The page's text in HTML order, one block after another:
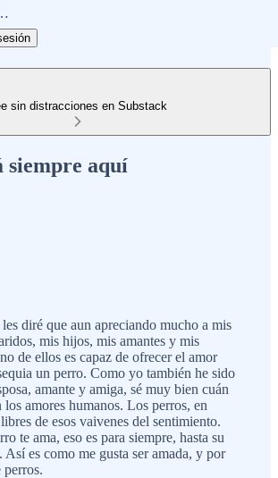
Ramos
sin distracciones en Substack
siempre aquí
les diré que aun apreciando mucho a mis
mis hijos, mis amantes y mis
de ellos es capaz de ofrecer el amor
un perro. Como yo también he sido
amante y amiga, sé muy bien cuán
los amores humanos. Los perros, en
de esos vaivenes del sentimiento.
te ama, eso es para siempre, hasta su
es como me gusta ser amada, y por
perros.